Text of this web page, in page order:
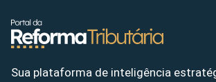
Sua plataforma de inteligência